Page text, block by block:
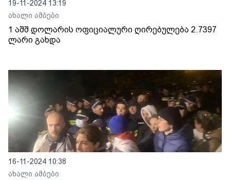
19-11-2024 13:19
ახალი ამბები
1 აშშ დოლარის ოფიციალური ღირებულება 2.7397
ლარი გახდა
16-11-2024 10:38
ახალი ამბები